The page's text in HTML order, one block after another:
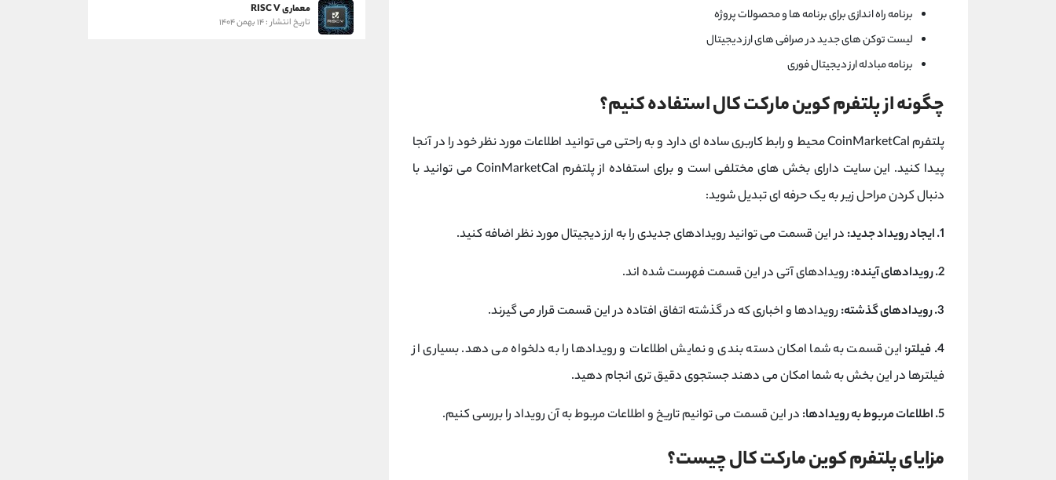
برنامه راه اندازی برای برنامه ها و محصولات پروژه
لیست توکن های جدید در صرافی های ارز دیجیتال
برنامه مبادله ارز دیجیتال فوری
چگونه از پلتفرم کوین مارکت کال استفاده کنیم؟
پلتفرم CoinMarketCal محیط و رابط کاربری ساده ای دارد و به راحتی می توانید اطلاعات مورد نظر خود را در آنجا
پیدا کنید. این سایت دارای بخش های مختلفی است و برای استفاده از پلتفرم CoinMarketCal می توانید با
دنبال کردن مراحل زیر به یک حرفه ای تبدیل شوید:
1. ایجاد رویداد جدید: در این قسمت می توانید رویدادهای جدیدی را به ارز دیجیتال مورد نظر اضافه کنید.
2. رویدادهای آینده: رویدادهای آتی در این قسمت فهرست شده اند.
3. رویدادهای گذشته: رویدادها و اخباری که در گذشته اتفاق افتاده در این قسمت قرار می گیرند.
4. فیلتر: این قسمت به شما امکان دسته بندی و نمایش اطلاعات و رویدادها را به دلخواه می دهد. بسیاری از
فیلترها در این بخش به شما امکان می دهند جستجوی دقیق تری انجام دهید.
5. اطلاعات مربوط به رویدادها: در این قسمت می توانیم تاریخ و اطلاعات مربوط به آن رویداد را بررسی کنیم.
مزایای پلتفرم کوین مارکت کال چیست؟
معماری RISC V
تاریخ انتشار : ۱۴ بهمن ۱۴۰۴